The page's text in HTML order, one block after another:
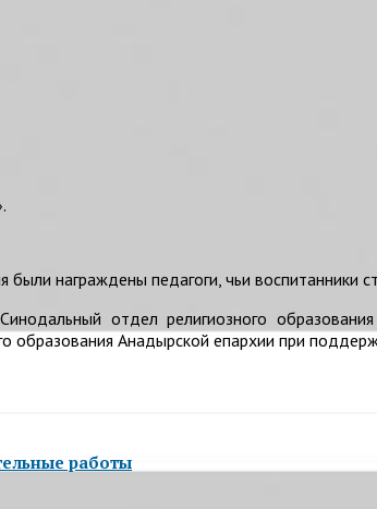
награждены педагоги, чьи воспитанники
отдел религиозного
Анадырской епархии при
работы